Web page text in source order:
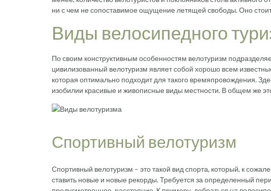
ни с чем не сопоставимое ощущение летящей свободы. Оно
Виды велосипедного
По своим конструктивным особенностям велотуризм
цивилизованный велотуризм являет собой хорошо всем
которая оптимально подходит для такого времяпровождения.
изобилии красивые и живописные виды местности. В общем же
Спортивный велотуризм
Спортивный велотуризм – это такой вид спорта, который, к
ставить новые и новые рекорды. Требуется за определенный